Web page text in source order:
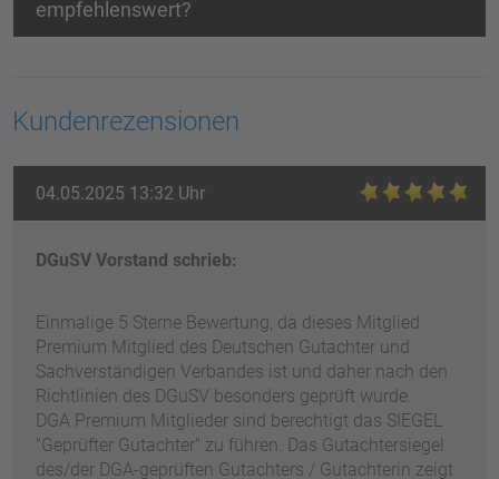
empfehlenswert?
Kundenrezensionen
04.05.2025 13:32 Uhr
DGuSV Vorstand schrieb:
Einmalige 5 Sterne Bewertung, da dieses Mitglied
Premium Mitglied des Deutschen Gutachter und
Sachverständigen Verbandes ist und daher nach den
Richtlinien des DGuSV besonders geprüft wurde.
DGA Premium Mitglieder sind berechtigt das SIEGEL
"Geprüfter Gutachter" zu führen. Das Gutachtersiegel
des/der DGA-geprüften Gutachters / Gutachterin zeigt